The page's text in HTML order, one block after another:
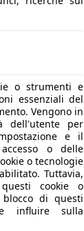
o strumenti e
essenziali del
Vengono in
dell'utente per
e il
o delle
o tecnologie
Tuttavia,
cookie o
di questi
influire sulla